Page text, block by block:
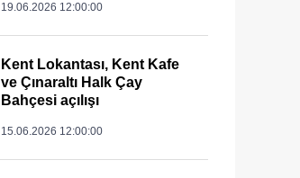
19.06.2026 12:00:00
Kent Lokantası, Kent Kafe
ve Çınaraltı Halk Çay
Bahçesi açılışı
15.06.2026 12:00:00